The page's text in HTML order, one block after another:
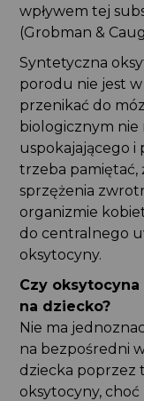
wpływem tej
(Grobman &
Syntetyczna
porodu nie jest
przenikać do
biologicznym nie
uspokajającego i
trzeba pamiętać,
sprzężenia
organizmie
do centralnego
oksytocyny.
Czy
na dziecko?
Nie ma
na bezpośredni
dziecka poprzez
oksytocyny,